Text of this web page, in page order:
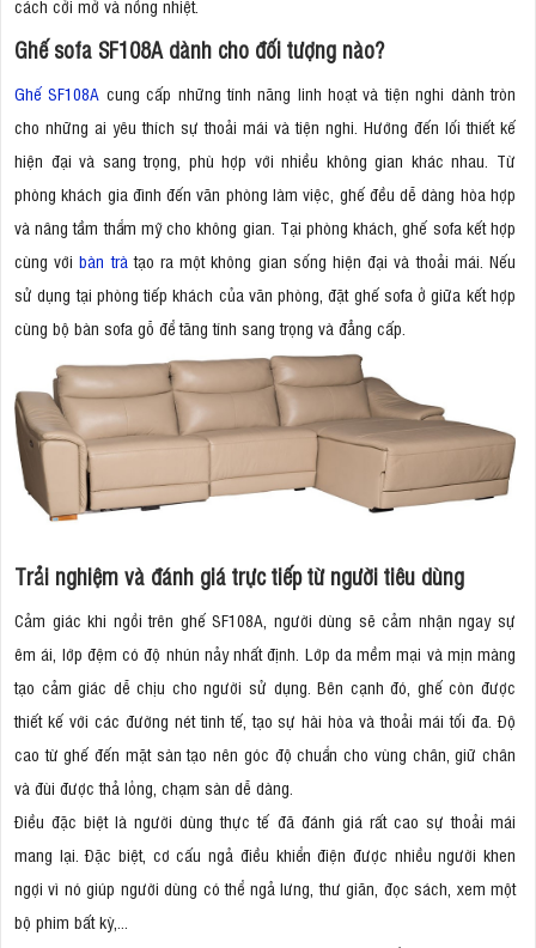
cách cởi mở và nồng nhiệt.
Ghế sofa SF108A dành cho đối tượng nào?
Ghế SF108A cung cấp những tính năng linh hoạt và tiện nghi dành tròn
cho những ai yêu thích sự thoải mái và tiện nghi. Hướng đến lối thiết kế
hiện đại và sang trọng, phù hợp với nhiều không gian khác nhau. Từ
phòng khách gia đình đến văn phòng làm việc, ghế đều dễ dàng hòa hợp
và nâng tầm thẩm mỹ cho không gian. Tại phòng khách, ghế sofa kết hợp
cùng vớibàn trà tạo ra một không gian sống hiện đại và thoải mái. Nếu
sử dụng tại phòng tiếp khách của văn phòng, đặt ghế sofa ở giữa kết hợp
cùng bộ bàn sofa gỗ để tăng tính sang trọng và đẳng cấp.
Trải nghiệm và đánh giá trực tiếp từ người tiêu dùng
Cảm giác khi ngồi trên ghế SF108A, người dùng sẽ cảm nhận ngay sự
êm ái, lớp đệm có độ nhún nảy nhất định. Lớp da mềm mại và mịn màng
tạo cảm giác dễ chịu cho người sử dụng. Bên cạnh đó, ghế còn được
thiết kế với các đường nét tinh tế, tạo sự hài hòa và thoải mái tối đa. Độ
cao từ ghế đến mặt sàn tạo nên góc độ chuẩn cho vùng chân, giữ chân
và đùi được thả lỏng, chạm sàn dễ dàng.
Điều đặc biệt là người dùng thực tế đã đánh giá rất cao sự thoải mái
mang lại. Đặc biệt, cơ cấu ngả điều khiển điện được nhiều người khen
ngợi vì nó giúp người dùng có thể ngả lưng, thư giãn, đọc sách, xem một
bộ phim bất kỳ,...